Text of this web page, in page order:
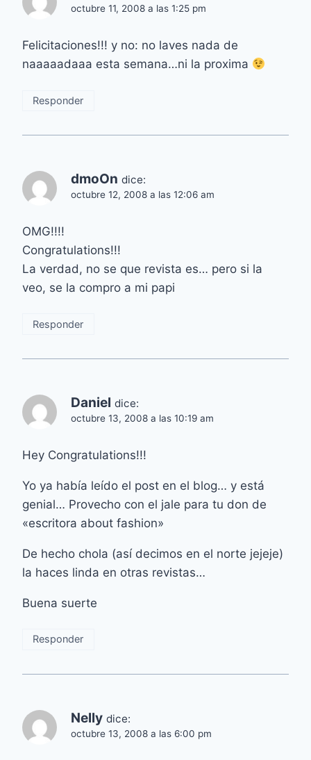
octubre 11, 2008 a las 1:25 pm
Felicitaciones!!! y no: no laves nada de
naaaaadaaa esta semana…ni la proxima
Responder
dmoOn dice:
octubre 12, 2008 a las 12:06 am
OMG!!!!
Congratulations!!!
La verdad, no se que revista es… pero si la
veo, se la compro a mi papi
Responder
Daniel dice:
octubre 13, 2008 a las 10:19 am
Hey Congratulations!!!
Yo ya había leído el post en el blog… y está
genial… Provecho con el jale para tu don de
«escritora about fashion»
De hecho chola (así decimos en el norte jejeje)
la haces linda en otras revistas…
Buena suerte
Responder
Nelly dice:
octubre 13, 2008 a las 6:00 pm